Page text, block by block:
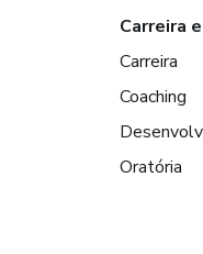
Carreira
Carreira
Coaching
Oratória